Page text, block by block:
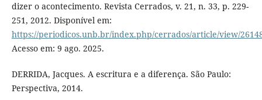
dizer o acontecimento. Revista Cerrados, v. 21, n. 33, p. 229-
251, 2012. Disponível em:
https://periodicos.unb.br/index.php/cerrados/article/view/
Acesso em: 9 ago. 2025.
DERRIDA, Jacques. A escritura e a diferença. São Paulo:
Perspectiva, 2014.